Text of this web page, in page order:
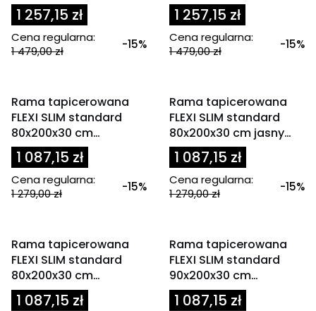
beż
1 257,15 zł
Cena regularna:
1 479,00 zł
-15%
oliwkowa / zielona
1 257,15 zł
Cena regularna:
1 479,00 zł
-15%
Rama tapicerowana
FLEXI SLIM standard
80x200x30 cm
granatowa
1 087,15 zł
Cena regularna:
1 279,00 zł
-15%
Rama tapicerowana
FLEXI SLIM standard
80x200x30 cm jasny
beż
1 087,15 zł
Cena regularna:
1 279,00 zł
-15%
Rama tapicerowana
FLEXI SLIM standard
80x200x30 cm
oliwkowa / zielona
1 087,15 zł
Rama tapicerowana
FLEXI SLIM standard
90x200x30 cm
granatowa
1 087,15 zł